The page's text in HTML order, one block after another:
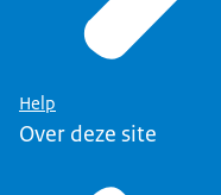
Help
Over deze site